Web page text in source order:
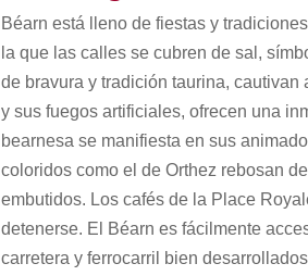
Béarn está lleno de fiestas y
la que las calles se cubren de sal,
de bravura y tradición taurina,
y sus fuegos artificiales, ofrecen una
bearnesa se manifiesta en sus
coloridos como el de Orthez rebosan
embutidos. Los cafés de la Place
detenerse. El Béarn es fácilmente
carretera y ferrocarril bien